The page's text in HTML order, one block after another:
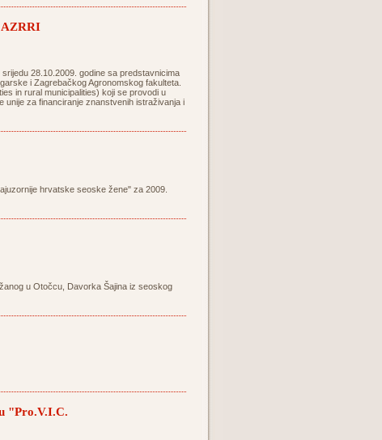
AZRRI
28.10.2009. godine sa predstavnicima
i Zagrebačkog Agronomskog fakulteta.
in rural municipalities) koji se provodi u
unije za financiranje znanstvenih istraživanja i
hrvatske seoske žene" za 2009.
u Otočcu, Davorka Šajina iz seoskog
"Pro.V.I.C.